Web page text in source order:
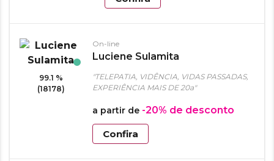
99.1 %
(18178)
On-line
Luciene Sulamita
"TELEPATIA, VIDÊNCIA, VIDAS PASSADAS,
EXPERIÊNCIA MAIS DE 20a"
a partir de -20% de desconto
Confira